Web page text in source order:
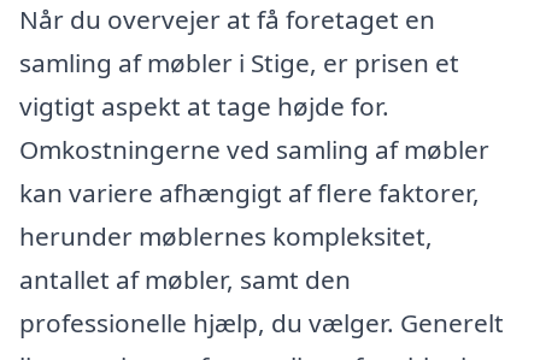
Når du overvejer at få foretaget en
samling af møbler i Stige, er prisen et
vigtigt aspekt at tage højde for.
Omkostningerne ved samling af møbler
kan variere afhængigt af flere faktorer,
herunder møblernes kompleksitet,
antallet af møbler, samt den
professionelle hjælp, du vælger. Generelt